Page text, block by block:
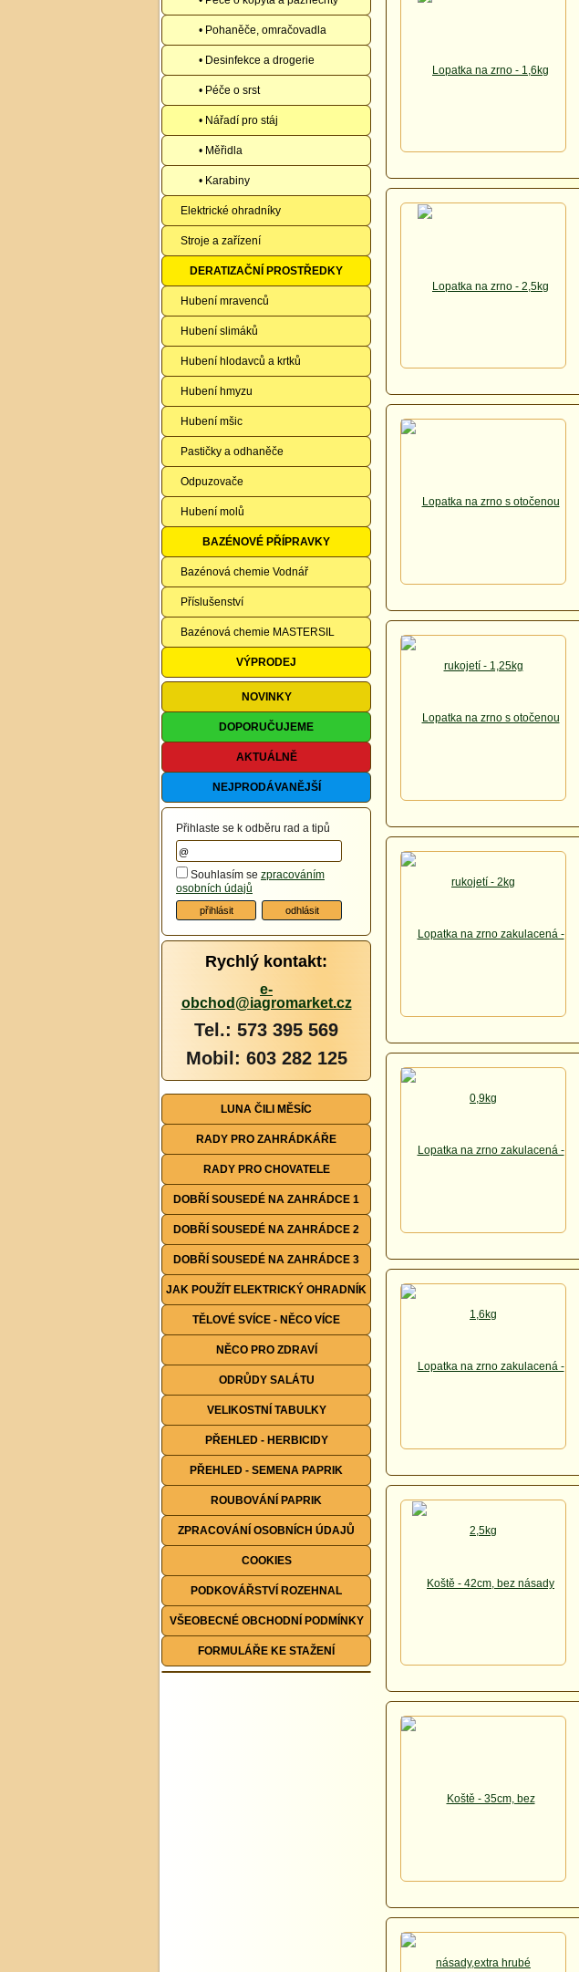
• Pohaněče, omračovadla
• Desinfekce a drogerie
• Péče o srst
• Nářadí pro stáj
• Měřidla
• Karabiny
Elektrické ohradníky
Stroje a zařízení
DERATIZAČNÍ PROSTŘEDKY
Hubení mravenců
Hubení slimáků
Hubení hlodavců a krtků
Hubení hmyzu
Hubení mšic
Pastičky a odhaněče
Odpuzovače
Hubení molů
BAZÉNOVÉ PŘÍPRAVKY
Bazénová chemie Vodnář
Příslušenství
Bazénová chemie MASTERSIL
VÝPRODEJ
NOVINKY
DOPORUČUJEME
AKTUÁLNĚ
NEJPRODÁVANĚJŠÍ
Přihlaste se k odběru rad a tipů
Souhlasím se zpracováním
osobních údajů
Rychlý kontakt:
e-
obchod@iagromarket.cz
Tel.: 573 395 569
Mobil: 603 282 125
LUNA ČILI MĚSÍC
RADY PRO ZAHRÁDKÁŘE
RADY PRO CHOVATELE
DOBŘÍ SOUSEDÉ NA ZAHRÁDCE 1
DOBŘÍ SOUSEDÉ NA ZAHRÁDCE 2
DOBŘÍ SOUSEDÉ NA ZAHRÁDCE 3
JAK POUŽÍT ELEKTRICKÝ OHRADNÍK
TĚLOVÉ SVÍCE - NĚCO VÍCE
NĚCO PRO ZDRAVÍ
ODRŮDY SALÁTU
VELIKOSTNÍ TABULKY
PŘEHLED - HERBICIDY
PŘEHLED - SEMENA PAPRIK
ROUBOVÁNÍ PAPRIK
ZPRACOVÁNÍ OSOBNÍCH ÚDAJŮ
COOKIES
PODKOVÁŘSTVÍ ROZEHNAL
VŠEOBECNÉ OBCHODNÍ PODMÍNKY
FORMULÁŘE KE STAŽENÍ